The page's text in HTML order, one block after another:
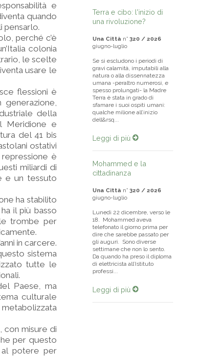
e
quando
pensarlo.
perché c’è
colonia
le scelte
usare le
flessioni è
della
Meridione e
del 41 bis
ostativi
è
miliardi di
e un tessuto
ha stabilito
il più basso
trombe per
in carcere.
sistema
tutte le
Paese, ma
culturale
con misure di
per questo
al potere per
Terra e cibo: l'inizio di
una rivoluzione?
Una Città n° 320 / 2026
giugno-luglio
Se si escludono i periodi di
gravi calamità, imputabili alla
natura o alla dissennatezza
umana -peraltro numerosi, e
spesso prolungati- la Madre
Terra è stata in grado di
sfamare i suoi ospiti umani:
qualche milione all’inizio
dell&rsq...
Leggi di più
Mohammed e la
cittadinanza
Una Città n° 320 / 2026
giugno-luglio
Lunedì 22 dicembre, verso le
18. Mohammed aveva
telefonato il giorno prima per
dire che sarebbe passato per
gli auguri. Sono diverse
settimane che non lo sento.
Da quando ha preso il diploma
di elettricista all’Istituto
professi...
Leggi di più